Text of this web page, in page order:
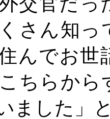
さん知
んでお
ちらか
ました」